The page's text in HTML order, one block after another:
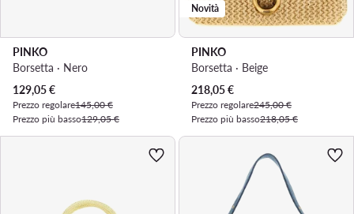
PINKO
Borsetta · Nero
Prezzo attuale
129,05€
Prezzo regolare145,00 €
Prezzo più basso129,05 €
Novità
PINKO
Borsetta · Beige
Prezzo attuale
218,05€
Prezzo regolare245,00 €
Prezzo più basso218,05 €